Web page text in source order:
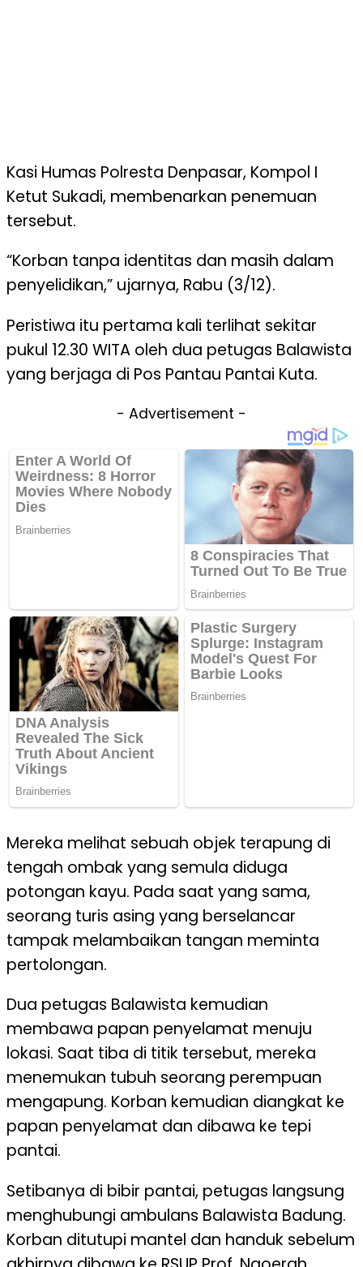
Kasi Humas Polresta Denpasar, Kompol I
Ketut Sukadi, membenarkan penemuan
tersebut.
“Korban tanpa identitas dan masih dalam
penyelidikan,” ujarnya, Rabu (3/12).
Peristiwa itu pertama kali terlihat sekitar
pukul 12.30 WITA oleh dua petugas Balawista
yang berjaga di Pos Pantau Pantai Kuta.
- Advertisement -
Mereka melihat sebuah objek terapung di
tengah ombak yang semula diduga
potongan kayu. Pada saat yang sama,
seorang turis asing yang berselancar
tampak melambaikan tangan meminta
pertolongan.
Dua petugas Balawista kemudian
membawa papan penyelamat menuju
lokasi. Saat tiba di titik tersebut, mereka
menemukan tubuh seorang perempuan
mengapung. Korban kemudian diangkat ke
papan penyelamat dan dibawa ke tepi
pantai.
Setibanya di bibir pantai, petugas langsung
menghubungi ambulans Balawista Badung.
Korban ditutupi mantel dan handuk sebelum